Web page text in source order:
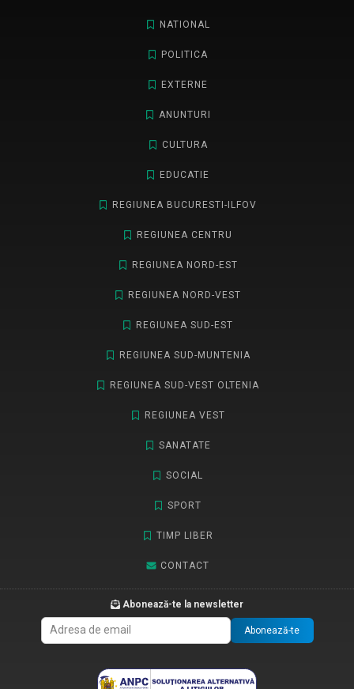
NATIONAL
POLITICA
EXTERNE
ANUNTURI
CULTURA
EDUCATIE
REGIUNEA BUCURESTI-ILFOV
REGIUNEA CENTRU
REGIUNEA NORD-EST
REGIUNEA NORD-VEST
REGIUNEA SUD-EST
REGIUNEA SUD-MUNTENIA
REGIUNEA SUD-VEST OLTENIA
REGIUNEA VEST
SANATATE
SOCIAL
SPORT
TIMP LIBER
CONTACT
Abonează-te la newsletter
Abonează-te